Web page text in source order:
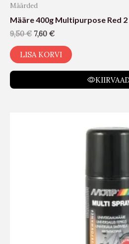
Määrded
Määre 400g Multipurpose Red
9,50€ 7,60 €
LISA KORVI